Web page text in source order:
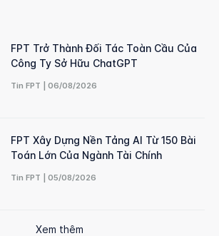
FPT Trở Thành Đối Tác Toàn Cầu Của
Công Ty Sở Hữu ChatGPT
Tin FPT | 06/08/2026
FPT Xây Dựng Nền Tảng AI Từ 150 Bài
Toán Lớn Của Ngành Tài Chính
Tin FPT | 05/08/2026
Xem thêm